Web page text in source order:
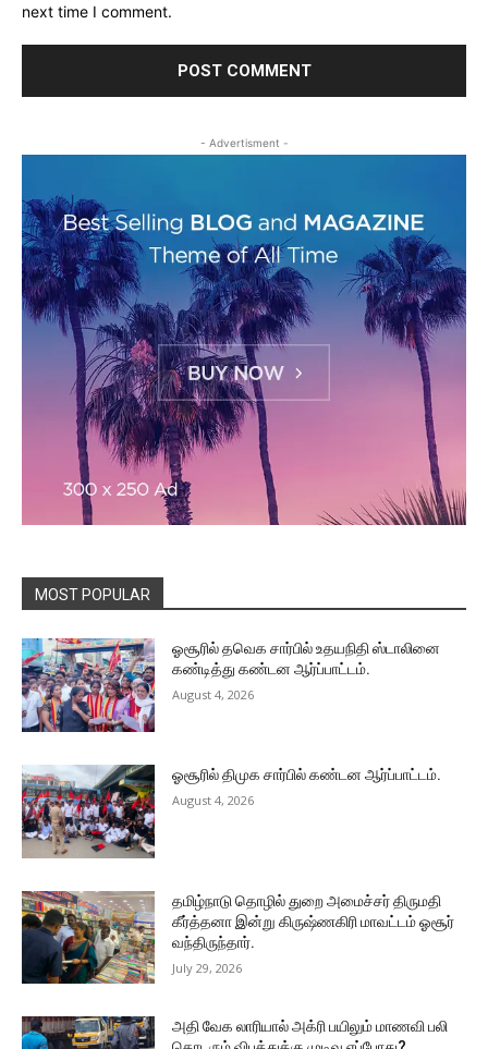
next time I comment.
- Advertisment -
MOST POPULAR
ஓசூரில் தவெக சார்பில் உதயநிதி ஸ்டாலினை
கண்டித்து கண்டன ஆர்ப்பாட்டம்.
August 4, 2026
ஓசூரில் திமுக சார்பில் கண்டன ஆர்ப்பாட்டம்.
August 4, 2026
தமிழ்நாடு தொழில் துறை அமைச்சர் திருமதி
கீர்த்தனா இன்று கிருஷ்ணகிரி மாவட்டம் ஓசூர்
வந்திருந்தார்.
July 29, 2026
அதி வேக லாரியால் அக்ரி பயிலும் மாணவி பலி